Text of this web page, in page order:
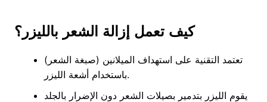
كيف تعمل إزالة الشعر بالليزر؟
تعتمد التقنية على استهداف الميلانين (صبغة الشعر)
باستخدام أشعة الليزر.
يقوم الليزر بتدمير بصيلات الشعر دون الإضرار بالجلد